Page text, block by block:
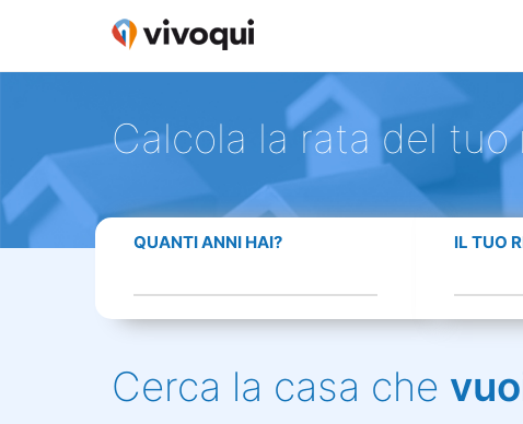
Calcola la rata del tuo
QUANTI ANNI HAI? IL TUO
Cerca la casa che